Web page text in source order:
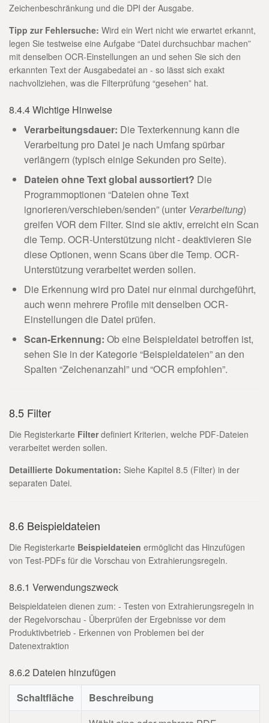
Zeichenbeschränkung und die DPI der Ausgabe.
Tipp zur Fehlersuche: Wird ein Wert nicht wie erwartet erkannt,
legen Sie testweise eine Aufgabe “Datei durchsuchbar machen”
mit denselben OCR-Einstellungen an und sehen Sie sich den
erkannten Text der Ausgabedatei an - so lässt sich exakt
nachvollziehen, was die Filterprüfung “gesehen” hat.
8.4.4 Wichtige Hinweise
Verarbeitungsdauer: Die Texterkennung kann die
Verarbeitung pro Datei je nach Umfang spürbar
verlängern (typisch einige Sekunden pro Seite).
Dateien ohne Text global aussortiert? Die
Programmoptionen “Dateien ohne Text
ignorieren/verschieben/senden” (unter Verarbeitung)
greifen VOR dem Filter. Sind sie aktiv, erreicht ein Scan
die Temp. OCR-Unterstützung nicht - deaktivieren Sie
diese Optionen, wenn Scans über die Temp. OCR-
Unterstützung verarbeitet werden sollen.
Die Erkennung wird pro Datei nur einmal durchgeführt,
auch wenn mehrere Profile mit denselben OCR-
Einstellungen die Datei prüfen.
Scan-Erkennung: Ob eine Beispieldatei betroffen ist,
sehen Sie in der Kategorie “Beispieldateien” an den
Spalten “Zeichenanzahl” und “OCR empfohlen”.
8.5 Filter
Die Registerkarte Filterdefiniert Kriterien, welche PDF-Dateien
verarbeitet werden sollen.
Detaillierte Dokumentation: Siehe Kapitel 8.5 (Filter) in der
separaten Datei.
8.6 Beispieldateien
Die Registerkarte Beispieldateien ermöglicht das Hinzufügen
von Test-PDFs für die Vorschau von Extrahierungsregeln.
8.6.1 Verwendungszweck
Beispieldateien dienen zum: - Testen von Extrahierungsregeln in
der Regelvorschau - Überprüfen der Ergebnisse vor dem
Produktivbetrieb - Erkennen von Problemen bei der
Datenextraktion
8.6.2 Dateien hinzufügen
Schaltfläche
Beschreibung